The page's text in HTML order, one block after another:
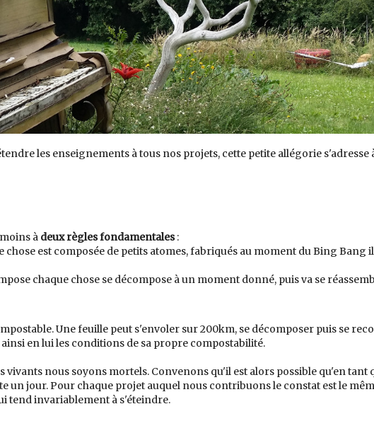
les enseignements à tous nos projets, cette petite allégorie s'adresse
à deux règles fondamentales:
est composée de petits atomes, fabriqués au moment du Bing Bang il
chaque chose se décompose à un moment donné, puis va se
Une feuille peut s'envoler sur 200km, se décomposer puis se
en lui les conditions de sa propre compostabilité.
nous soyons mortels. Convenons qu'il est alors possible qu'en tant
un jour. Pour chaque projet auquel nous contribuons le constat est le
tend invariablement à s'éteindre.